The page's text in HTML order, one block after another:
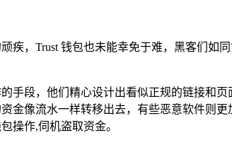
疾，Trust 钱包也未能幸免于难，黑客们
手段，他们精心设计出看似正规的链接和
金像流水一样转移出去，有些恶意软件则
操作,伺机盗取资金。